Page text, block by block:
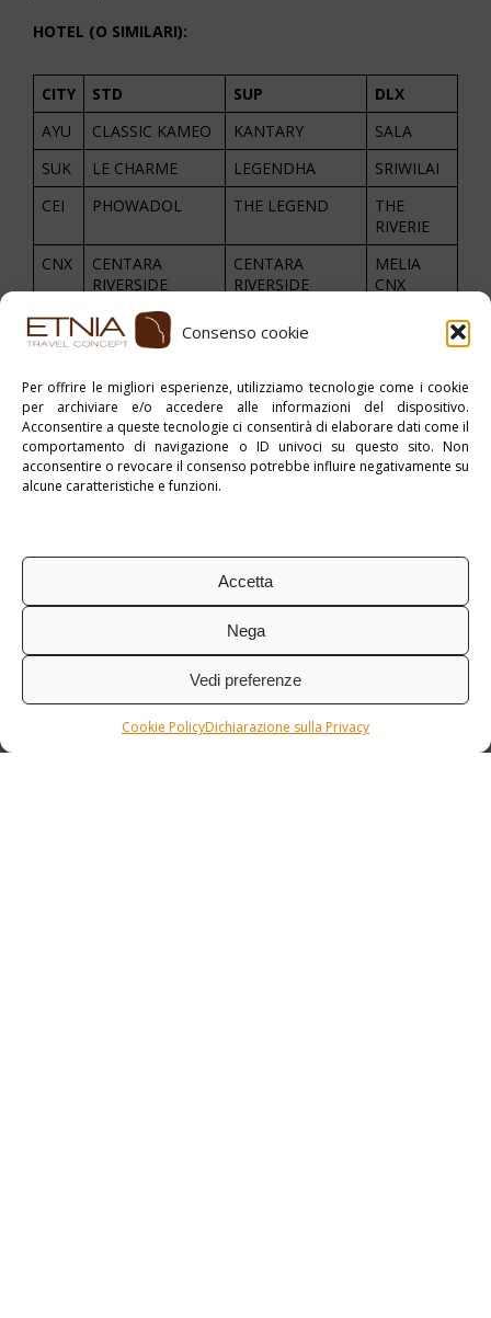
Consenso cookie
Per offrire le migliori esperienze, utilizziamo tecnologie come i cookie
per archiviare e/o accedere alle informazioni del dispositivo.
Acconsentire a queste tecnologie ci consentirà di elaborare dati come il
comportamento di navigazione o ID univoci su questo sito. Non
acconsentire o revocare il consenso potrebbe influire negativamente su
alcune caratteristiche e funzioni.
Accetta
Nega
Vedi preferenze
Cookie PolicyDichiarazione sulla Privacy
HOTEL (O SIMILARI):
CITY STD SUP
DLX
AYU
CLASSIC KAMEO KANTARY
SALA
SUK
LE CHARME LEGENDHA
SRIWILAI
CEI
PHOWADOL THE LEGEND
THE
RIVERIE
CNX
CENTARA
RIVERSIDE
CENTARA
RIVERSIDE
MELIA
CNX
Stampa PDF
Pubblicato in:myAsia,Thailandia
Tag:Tour di Gruppo